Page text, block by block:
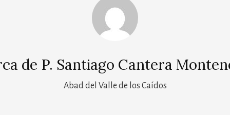
de P. Santiago Cantera
Abad del Valle de los Caídos